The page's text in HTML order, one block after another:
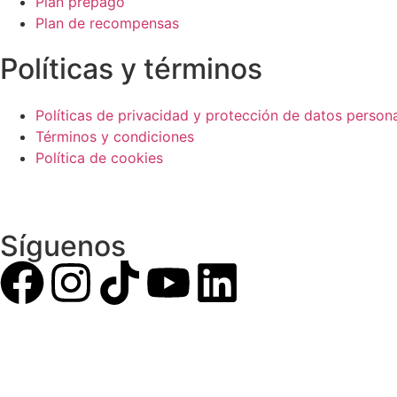
Plan de recompensas
Políticas y términos
Políticas de privacidad y protección de datos
Términos y condiciones
Política de cookies
Síguenos